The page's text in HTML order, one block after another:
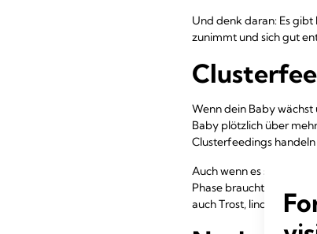
Und denk daran: Es gibt
zunimmt und sich gut
Wenn dein Baby
Baby plötzlich über
Clusterfeedings
Auch wenn es sehr
Phase braucht dein
auch Trost, lindert